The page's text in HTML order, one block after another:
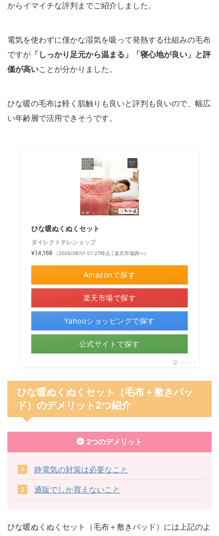
からイマイチな評判までご紹介しました。
電気を使わずに僅かな湿気を吸って発熱する仕組みの毛布
ですが 「しっかり足元から温まる」「寝心地が良い」と評
価が高いことが分かりました。
ひな暖の毛布は軽く肌触りも良いと評判も良いので、幅広
い年齢層で活用できそうです。
ひな暖ぬくぬくセット
ダイレクトテレショップ
¥14,168
（2026/08/01 07:27時点 | 楽天市場調べ）
Amazonで探す
楽天市場で探す
Yahooショッピングで探す
公式サイトで探す
ポチップ
ひな暖ぬくぬくセット（毛布＋敷きパッ
ド）のデメリット2つ紹介
2つのデメリット
静電気の対策は必要なこと
通販でしか買えないこと
ひな暖ぬくぬくセット（毛布＋敷きパッド）には上記のよ